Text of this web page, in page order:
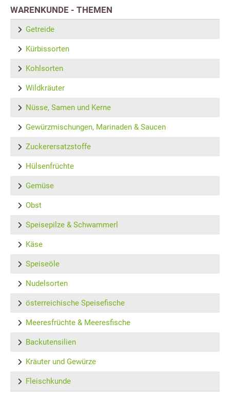
WARENKUNDE - THEMEN
Getreide
Kürbissorten
Kohlsorten
Wildkräuter
Nüsse, Samen und Kerne
Gewürzmischungen, Marinaden & Saucen
Zuckerersatzstoffe
Hülsenfrüchte
Gemüse
Obst
Speisepilze & Schwammerl
Käse
Speiseöle
Nudelsorten
österreichische Speisefische
Meeresfrüchte & Meeresfische
Backutensilien
Kräuter und Gewürze
Fleischkunde